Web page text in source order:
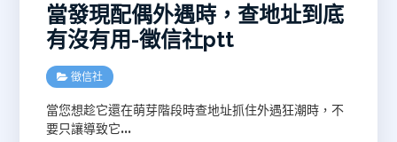
當發現配偶外遇時，查地址到底
有沒有用-徵信社ptt
徵信社
當您想趁它還在萌芽階段時查地址抓住外遇狂潮時，不
要只讓導致它…